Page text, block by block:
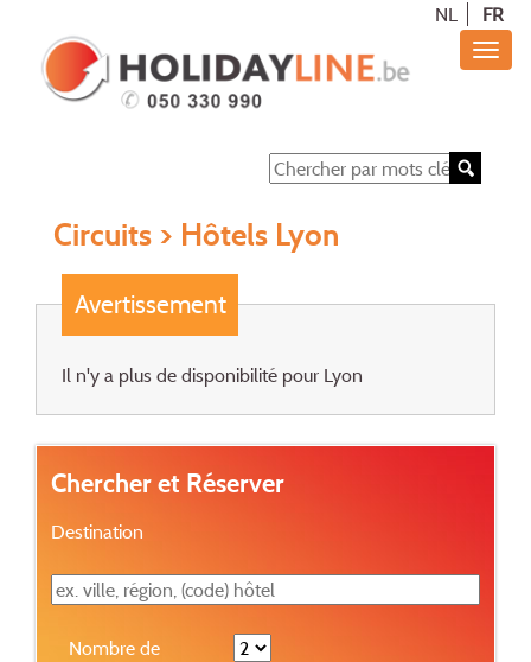
NL FR
Circuits > Hôtels Lyon
Avertissement
Il n'y a plus de disponibilité pour Lyon
Chercher et Réserver
Destination
Nombre de